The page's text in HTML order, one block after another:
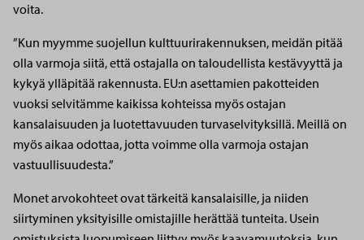
voita.
”Kun myymme suojellun kulttuurirakennuksen, meidän pitää
olla varmoja siitä, että ostajalla on taloudellista kestävyyttä ja
kykyä ylläpitää rakennusta. EU:n asettamien pakotteiden
vuoksi selvitämme kaikissa kohteissa myös ostajan
kansalaisuuden ja luotettavuuden turvaselvityksillä. Meillä on
myös aikaa odottaa, jotta voimme olla varmoja ostajan
vastuullisuudesta.”
Monet arvokohteet ovat tärkeitä kansalaisille, ja niiden
siirtyminen yksityisille omistajille herättää tunteita. Usein